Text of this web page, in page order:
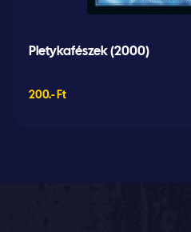
Pletykafészek (2000)
200.- Ft